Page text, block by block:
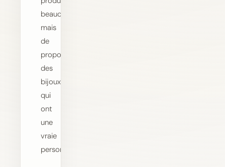
beaucoup,
mais
de
proposer
des
bijoux
qui
ont
une
vraie
personnalité.